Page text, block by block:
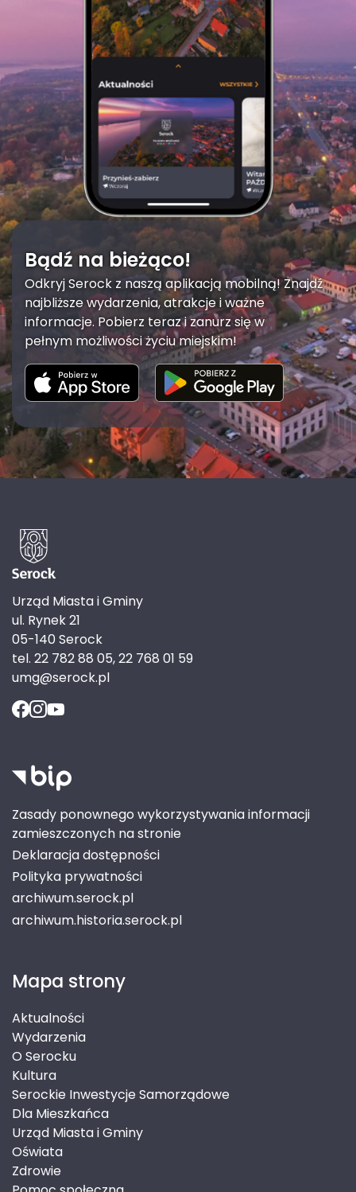
Bądź na bieżąco!
Odkryj Serock z naszą aplikacją mobilną! Znajdź
najbliższe wydarzenia, atrakcje i ważne
informacje. Pobierz teraz i zanurz się w
pełnym możliwości życiu miejskim!
Urząd Miasta i Gminy
ul. Rynek 21
05-140 Serock
tel. 22 782 88 05, 22 768 01 59
umg@serock.pl
Zasady ponownego wykorzystywania informacji
zamieszczonych na stronie
Deklaracja dostępności
Polityka prywatności
archiwum.serock.pl
archiwum.historia.serock.pl
Mapa strony
Aktualności
Wydarzenia
O Serocku
Kultura
Serockie Inwestycje Samorządowe
Dla Mieszkańca
Urząd Miasta i Gminy
Oświata
Zdrowie